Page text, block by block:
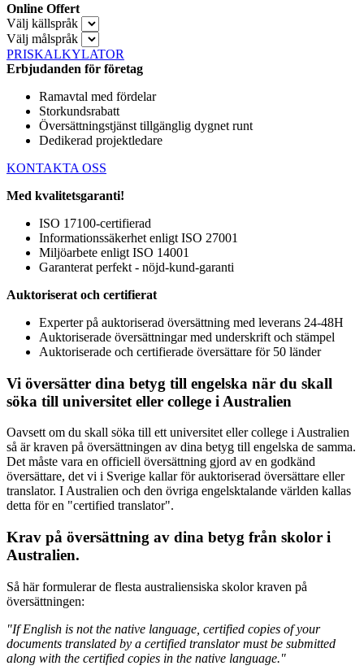
Online Offert
Välj källspråk
Välj målspråk
PRISKALKYLATOR
Erbjudanden för företag
Ramavtal med fördelar
Storkundsrabatt
Översättningstjänst tillgänglig dygnet runt
Dedikerad projektledare
KONTAKTA OSS
Med kvalitetsgaranti!
ISO 17100-certifierad
Informationssäkerhet enligt ISO 27001
Miljöarbete enligt ISO 14001
Garanterat perfekt - nöjd-kund-garanti
Auktoriserat och certifierat
Experter på auktoriserad översättning med leverans 24-48H
Auktoriserade översättningar med underskrift och stämpel
Auktoriserade och certifierade översättare för 50 länder
Vi översätter dina betyg till engelska när du skall
söka till universitet eller college i Australien
Oavsett om du skall söka till ett universitet eller college i Australien
så är kraven på översättningen av dina betyg till engelska de samma.
Det måste vara en officiell översättning gjord av en godkänd
översättare, det vi i Sverige kallar för auktoriserad översättare eller
translator. I Australien och den övriga engelsktalande världen kallas
detta för en "certified translator".
Krav på översättning av dina betyg från skolor i
Australien.
Så här formulerar de flesta australiensiska skolor kraven på
översättningen:
"If English is not the native language, certified copies of your
documents translated by a certified translator must be submitted
along with the certified copies in the native language."